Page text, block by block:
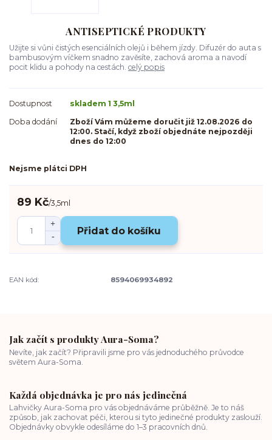
ANTISEPTICKÉ PRODUKTY
Užijte si vůni čistých esenciálních olejů i během jízdy. Difuzér do auta s
bambusovým víčkem snadno zavěsíte, zachová aroma a navodí
pocit klidu a pohody na cestách. celý popis
Dostupnost
skladem 1 3,5ml
Doba dodání
Zboží Vám můžeme doručit již 12.08.2026 do
12:00. Stačí, když zboží objednáte nejpozději
dnes do 12:00
Nejsme plátci DPH
89 Kč/3,5ml
Přidat do košíku
EAN kód: 8594069934892
Jak začít s produkty Aura-Soma?
Nevíte, jak začít? Připravili jsme pro vás jednoduchého průvodce
světem Aura-Soma.
Každá objednávka je pro nás jedinečná
Lahvičky Aura-Soma pro vás objednáváme průběžně. Je to náš
způsob, jak zachovat péči, kterou si tyto jedinečné produkty zaslouží.
Objednávky obvykle odesíláme do 1–3 pracovních dnů.